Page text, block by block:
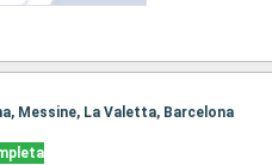
Messine, La Valetta, Barcelona